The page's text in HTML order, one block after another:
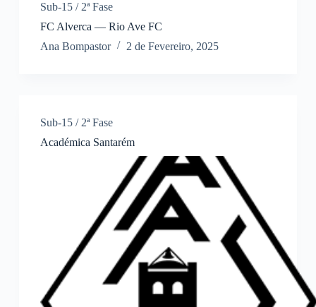
Sub-15 / 2ª Fase
FC Alverca — Rio Ave FC
Ana Bompastor
2 de Fevereiro, 2025
Sub-15 / 2ª Fase
Académica Santarém